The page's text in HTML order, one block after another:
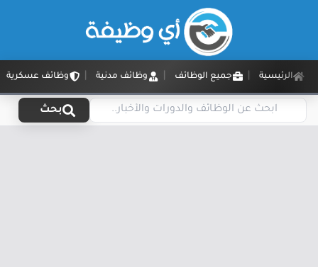
الرئيسية جميع الوظائف وظائف مدنية وظائف عسكرية
بحث